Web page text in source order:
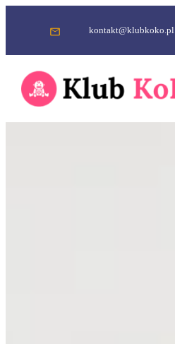
kontakt@klubkoko.pl